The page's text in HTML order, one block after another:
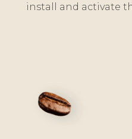
install and activate